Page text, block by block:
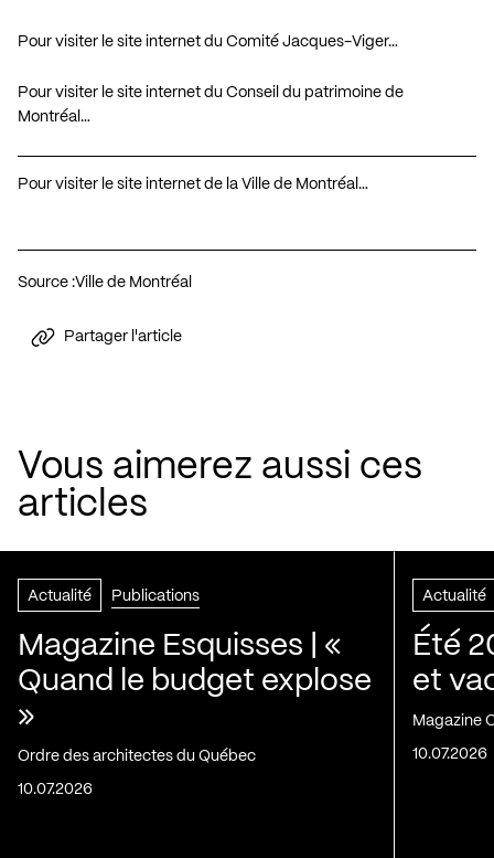
Pour visiter le site internet du Comité Jacques-Viger…
Pour visiter le site internet du Conseil du patrimoine de
Montréal…
Pour visiter le site internet de la Ville de Montréal…
Source :Ville de Montréal
Partager l'article
Vous aimerez aussi ces
articles
Actualité Publications
Magazine Esquisses | «
Quand le budget explose
»
Ordre des architectes du Québec
10.07.2026
Actualité
Été
et
Magazine
10.07.2026